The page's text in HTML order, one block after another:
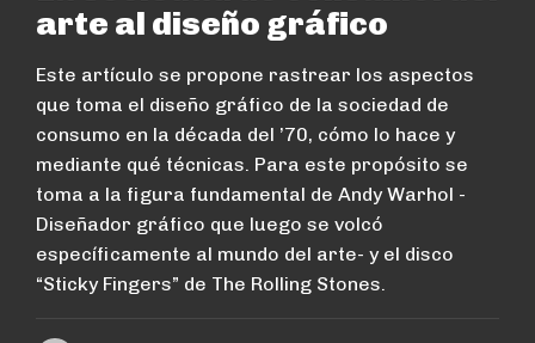
arte al diseño gráfico
Este artículo se propone rastrear los aspectos
que toma el diseño gráfico de la sociedad de
consumo en la década del ’70, cómo lo hace y
mediante qué técnicas. Para este propósito se
toma a la figura fundamental de Andy Warhol -
Diseñador gráfico que luego se volcó
específicamente al mundo del arte- y el disco
“Sticky Fingers” de The Rolling Stones.